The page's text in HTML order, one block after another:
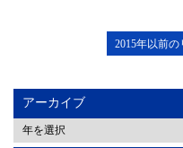
2015年以前
アーカイブ